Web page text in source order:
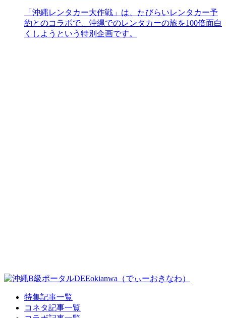
「沖縄レンタカー大作戦」は、たびらいレンタカー予
約とのコラボで、沖縄でのレンタカーの旅を100倍面白
くしようという特別企画です。
特集記事一覧
コネタ記事一覧